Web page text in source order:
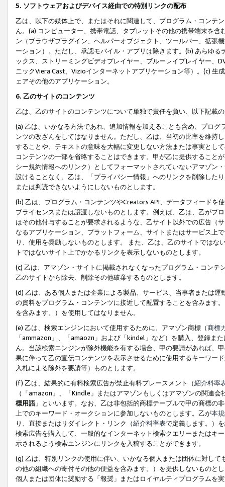
5. ソフトウェアおよびデバイス経由での特別リンクの配布
乙は、以下の媒体上で、またはそれに関連して、プログラム・コンテ
ん。(a) コンピューター、携帯電話、タブレットその他の携帯端末を
ン（ブラウザプラグイン、ヘルパーオブジェクト、ツールバー、拡張
ーション）。ただし、承認モバイル・アプリは除きます。(b) あらゆ
ックス、ストリーミングビデオプレイヤー、ブルーレイプレイヤー、
ニックViera Cast、Vizioインターネットアプリケーション等）。(c)
ェアその他のアプリケーション。
6. 乙のサイトのコンテンツ
乙は、乙のサイトのコンテンツについて単独で責任を負い、以下記載
(a) 乙は、いかなる方法であれ、追加情報を加えることも含め、プロ
ンツの改ざんをしてはなりません。ただし、乙は、当初の比率を維持
することや、テキストの意味を大幅に変更しない方法または事実とし
コンテンツの一部を省略することはできます。甲が乙に提供すること
シー規約情報へのリンク）としてフォーマットされていないアマゾン
設けることなく、乙は、「プライバシー情報」へのリンクを削除した
または判読できないようにしないものとします。
(b) 乙は、プログラム・コンテンツやCreators API、データフィード
ブライセンスまたは譲渡しないものとします。例えば、乙は、乙がプ
はその他付与することが要求されるような、乙サイト以外での広告（
なるアプリケーション、プラットフォーム、サイトまたはサービス上
り、使用を奨励しないものとします。 また、乙は、乙のサイトでは
トではないサイト上でかかるリンクを表示しないものとします。
(c) 乙は、アマゾン・サイトに掲載されなくなったプログラム・コン
乙のサイトから除去、削除その他破棄するものとします。
(d) 乙は、ある個人または企業による製品、サービス、当事者または
の資料をプログラム・コンテンツに接近して配置することを含みます
を含みます。）を使用してはなりません。
(e) 乙は、検索エンジンにおいて使用するために、アマゾン商標（商標
「ammazon」、「amaozn」および「kindel」など）を購入、登録ま
ん。当該検索エンジンが除外機能を有する場合、甲の要請があれば、
果に伴って乙の宣伝コンテンツを表示させるために使用するキーワー
入札による除外を要請等）ものとします。
(f) 乙は、結果的に有料検索広告が禁止有料プレースメント（紹介料率
（「amazon」、「Kindle」またはアマゾンもしくはアマゾンの関連
標用語」といいます。なお、乙は非包括的商標テーブルで甲の商標の
上でのキーワード・オークションに参加しないものとします。乙が本
り、直接またはリダイレクト・リンク（紹介料率表で定義します。）
検索広告を購入して、一般的なインターネット検索クエリーまたはキ
示されるよう検索エンジンにリンクを入稿することができます。
(g) 乙は、特別リンクの使用に伴い、いかなる個人または団体に対し
の他の組織への寄付その他の便益を含みます。）を提供しないものと
個人または団体に奨励する「報奨」またはロイヤルティプログラムを